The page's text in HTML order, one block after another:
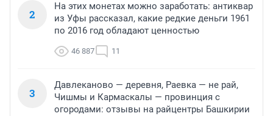
2
На этих монетах можно заработать: антиквар
из Уфы рассказал, какие редкие деньги 1961
по 2016 год обладают ценностью
46 887 11
3
Давлеканово — деревня, Раевка — не рай,
Чишмы и Кармаскалы — провинция с
огородами: отзывы на райцентры Башкирии